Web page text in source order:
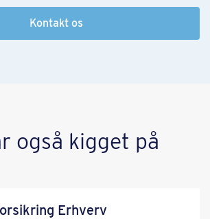
Kontakt os
også kigget på​
Erhverv